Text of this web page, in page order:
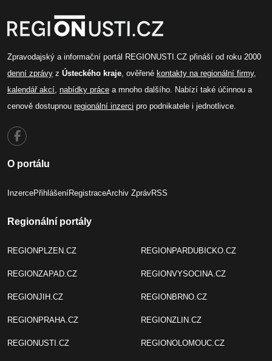
Zpravodajský a informační portál REGIONUSTI.CZ přináší od roku 2000
denní zprávy z Ústeckého kraje, ověřené kontakty na regionální firmy,
kalendář akcí, nabídky práce a mnoho dalšího. Nabízí také účinnou a
cenově dostupnou regionální inzerci pro podnikatele i jednotlivce.
O portálu
InzercePřihlášeníRegistraceArchiv ZprávRSS
Regionální portály
REGIONPLZEN.CZ
REGIONZAPAD.CZ
REGIONJIH.CZ
REGIONPRAHA.CZ
REGIONUSTI.CZ
REGIONPARDUBICKO.CZ
REGIONVYSOCINA.CZ
REGIONBRNO.CZ
REGIONZLIN.CZ
REGIONOLOMOUC.CZ